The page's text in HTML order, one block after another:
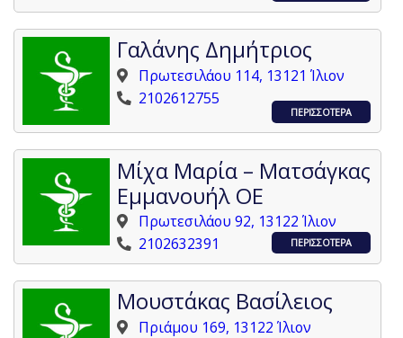
Γαλάνης Δημήτριος
Πρωτεσιλάου 114, 13121 Ίλιον
2102612755
ΠΕΡΙΣΣΟΤΕΡΑ
Μίχα Μαρία – Ματσάγκας
Εμμανουήλ ΟΕ
Πρωτεσιλάου 92, 13122 Ίλιον
2102632391
ΠΕΡΙΣΣΟΤΕΡΑ
Μουστάκας Βασίλειος
Πριάμου 169, 13122 Ίλιον